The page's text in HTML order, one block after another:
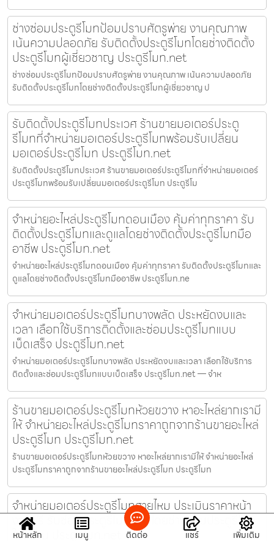
ช่างซ่อมประตูรีโมทป้อมปราบศัตรูพ่าย งานคุณภาพ
เน้นความปลอดภัย รับติดตั้งประตูรีโมทโดยช่างติดตั้ง
ประตูรีโมทผู้เชี่ยวชาญ ประตูรีโมท.net
ช่างซ่อมประตูรีโมทป้อมปราบศัตรูพ่าย งานคุณภาพ เน้นความปลอดภัย
รับติดตั้งประตูรีโมทโดยช่างติดตั้งประตูรีโมทผู้เชี่ยวชาญ ป
รับติดตั้งประตูรีโมทประเวศ ร้านขายมอเตอร์ประตู
รีโมทที่จำหน่ายมอเตอร์ประตูรีโมทพร้อมรับเปลี่ยน
มอเตอร์ประตูรีโมท ประตูรีโมท.net
รับติดตั้งประตูรีโมทประเวศ ร้านขายมอเตอร์ประตูรีโมทที่จำหน่ายมอเตอร์
ประตูรีโมทพร้อมรับเปลี่ยนมอเตอร์ประตูรีโมท ประตูรีโม
จำหน่ายอะไหล่ประตูรีโมทดอนเมือง คุ้มค่าทุกราคา รับ
ติดตั้งประตูรีโมทและดูแลโดยช่างติดตั้งประตูรีโมทมือ
อาชีพ ประตูรีโมท.net
จำหน่ายอะไหล่ประตูรีโมทดอนเมือง คุ้มค่าทุกราคา รับติดตั้งประตูรีโมทและ
ดูแลโดยช่างติดตั้งประตูรีโมทมืออาชีพ ประตูรีโมท.ne
จำหน่ายมอเตอร์ประตูรีโมทบางพลัด ประหยัดงบและ
เวลา เลือกใช้บริการติดตั้งและซ่อมประตูรีโมทแบบ
เบ็ดเสร็จ ประตูรีโมท.net
จำหน่ายมอเตอร์ประตูรีโมทบางพลัด ประหยัดงบและเวลา เลือกใช้บริการ
ติดตั้งและซ่อมประตูรีโมทแบบเบ็ดเสร็จ ประตูรีโมท.net — จำห
ร้านขายมอเตอร์ประตูรีโมทห้วยขวาง หาอะไหล่ยากเรามี
ให้ จำหน่ายอะไหล่ประตูรีโมทราคาถูกจากร้านขายอะไหล่
ประตูรีโมท ประตูรีโมท.net
ร้านขายมอเตอร์ประตูรีโมทห้วยขวาง หาอะไหล่ยากเรามีให้ จำหน่ายอะไหล่
ประตูรีโมทราคาถูกจากร้านขายอะไหล่ประตูรีโมท ประตูรีโมท
จำหน่ายมอเตอร์ประตูรีโมทสายไหม ประเมินราคาหน้า
งานฟรี รับซ่อมประตูรีโมทด่วนโดยช่างซ่อมประตูรีโมท
ใกล้บ้าน ประตูรีโมท.net
หน้าหลัก เมนู ติดต่อ แชร์ เพิ่มเติม